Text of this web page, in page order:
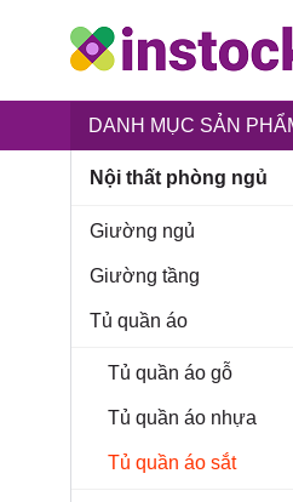
DANH MỤC SẢN
Trụ
Nội thất phòng ngủ
Giường ngủ
Giường tầng
Tủ quần áo
Tủ quần áo gỗ
Tủ quần áo nhựa
Tủ quần áo sắt